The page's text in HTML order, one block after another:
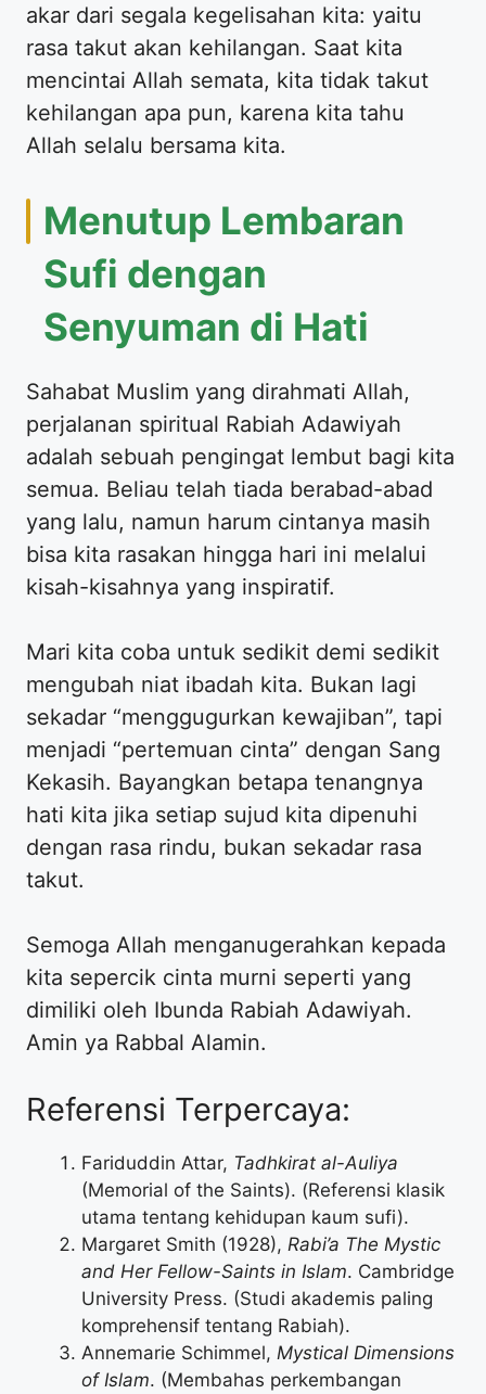
akar dari segala kegelisahan kita: yaitu
rasa takut akan kehilangan. Saat kita
mencintai Allah semata, kita tidak takut
kehilangan apa pun, karena kita tahu
Allah selalu bersama kita.
Menutup Lembaran
Sufi dengan
Senyuman di Hati
Sahabat Muslim yang dirahmati Allah,
perjalanan spiritual Rabiah Adawiyah
adalah sebuah pengingat lembut bagi kita
semua. Beliau telah tiada berabad-abad
yang lalu, namun harum cintanya masih
bisa kita rasakan hingga hari ini melalui
kisah-kisahnya yang inspiratif.
Mari kita coba untuk sedikit demi sedikit
mengubah niat ibadah kita. Bukan lagi
sekadar “menggugurkan kewajiban”, tapi
menjadi “pertemuan cinta” dengan Sang
Kekasih. Bayangkan betapa tenangnya
hati kita jika setiap sujud kita dipenuhi
dengan rasa rindu, bukan sekadar rasa
takut.
Semoga Allah menganugerahkan kepada
kita sepercik cinta murni seperti yang
dimiliki oleh Ibunda Rabiah Adawiyah.
Amin ya Rabbal Alamin.
Referensi Terpercaya:
Fariduddin Attar, Tadhkirat al-Auliya
(Memorial of the Saints). (Referensi klasik
utama tentang kehidupan kaum sufi).
Margaret Smith (1928), Rabi’a The Mystic
and Her Fellow-Saints in Islam. Cambridge
University Press. (Studi akademis paling
komprehensif tentang Rabiah).
Annemarie Schimmel, Mystical Dimensions
of Islam. (Membahas perkembangan